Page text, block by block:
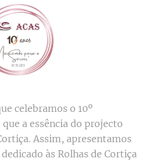
celebramos o 10º
a essência do projecto
Assim, apresentamos
às Rolhas de Cortiça